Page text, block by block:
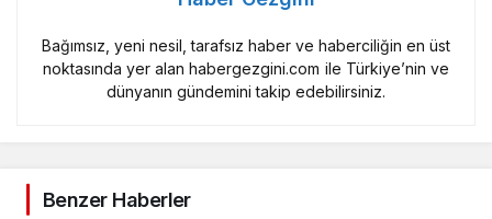
Bağımsız, yeni nesil, tarafsız haber ve haberciliğin en üst
noktasında yer alan habergezgini.com ile Türkiye’nin ve
dünyanın gündemini takip edebilirsiniz.
Benzer Haberler